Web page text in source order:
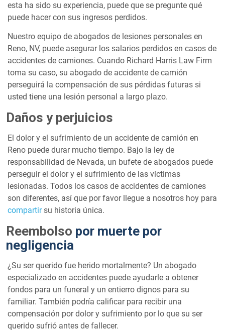
esta ha sido su experiencia, puede que se pregunte qué
puede hacer con sus ingresos perdidos.
Nuestro equipo de abogados de lesiones personales en
Reno, NV, puede asegurar los salarios perdidos en casos de
accidentes de camiones. Cuando Richard Harris Law Firm
toma su caso, su abogado de accidente de camión
perseguirá la compensación de sus pérdidas futuras si
usted tiene una lesión personal a largo plazo.
Daños y perjuicios
El dolor y el sufrimiento de un accidente de camión en
Reno puede durar mucho tiempo. Bajo la ley de
responsabilidad de Nevada, un bufete de abogados puede
perseguir el dolor y el sufrimiento de las víctimas
lesionadas. Todos los casos de accidentes de camiones
son diferentes, así que por favor llegue a nosotros hoy para
compartirsu historia única.
Reembolso por muerte por
negligencia
¿Su ser querido fue herido mortalmente? Un abogado
especializado en accidentes puede ayudarle a obtener
fondos para un funeral y un entierro dignos para su
familiar. También podría calificar para recibir una
compensación por dolor y sufrimiento por lo que su ser
querido sufrió antes de fallecer.